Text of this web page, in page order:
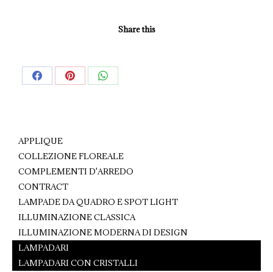
Share this
Share Share Share
APPLIQUE
COLLEZIONE FLOREALE
COMPLEMENTI D'ARREDO
CONTRACT
LAMPADE DA QUADRO E SPOT LIGHT
ILLUMINAZIONE CLASSICA
ILLUMINAZIONE MODERNA DI DESIGN
LAMPADARI
LAMPADARI CON CRISTALLI